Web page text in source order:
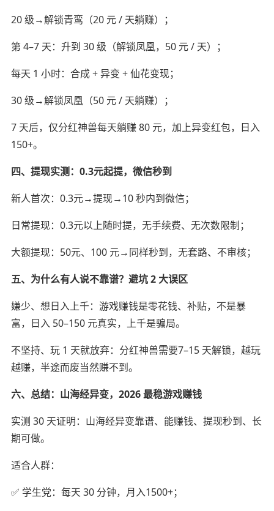
20 级→解锁青鸾（20 元 / 天躺赚）；
第 4–7 天：升到 30 级（解锁凤凰，50 元 / 天）；
每天 1 小时：合成 + 异变 + 仙花变现；
30 级→解锁凤凰（50 元 / 天躺赚）；
7 天后，仅分红神兽每天躺赚 80 元，加上异变红包，日入
150+。
四、提现实测：0.3元起提，微信秒到
新人首次：0.3元→提现→10 秒内到微信；
日常提现：0.3元以上随时提，无手续费、无次数限制；
大额提现：50元、100 元→同样秒到，无套路、不审核；
五、为什么有人说不靠谱？避坑 2 大误区
嫌少、想日入上千：游戏赚钱是零花钱、补贴，不是暴
富，日入 50–150 元真实，上千是骗局。
不坚持、玩 1 天就放弃：分红神兽需要7–15 天解锁，越玩
越赚，半途而废当然赚不到。
六、总结：山海经异变，2026 最稳游戏赚钱
实测 30 天证明：山海经异变靠谱、能赚钱、提现秒到、长
期可做。
适合人群：
✅ 学生党：每天 30 分钟，月入1500+；